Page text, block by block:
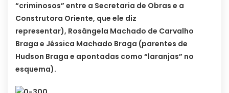
“criminosos” entre a Secretaria de Obras e a
Construtora Oriente, que ele diz
representar), Rosângela Machado de Carvalho
Braga e Jéssica Machado Braga (parentes de
Hudson Braga e apontadas como “laranjas” no
esquema).